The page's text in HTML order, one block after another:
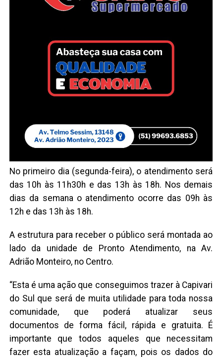
No primeiro dia (segunda-feira), o atendimento será
das 10h às 11h30h e das 13h às 18h. Nos demais
dias da semana o atendimento ocorre das 09h às
12h e das 13h às 18h.
A estrutura para receber o público será montada ao
lado da unidade de Pronto Atendimento, na Av.
Adrião Monteiro, no Centro.
“Esta é uma ação que conseguimos trazer à Capivari
do Sul que será de muita utilidade para toda nossa
comunidade, que poderá atualizar seus
documentos de forma fácil, rápida e gratuita. É
importante que todos aqueles que necessitam
fazer esta atualização a façam, pois os dados do